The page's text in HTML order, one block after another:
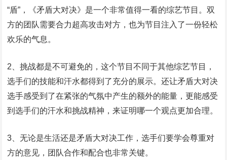
“盾”，《矛盾大对决》是一个非常值得一看的综艺节目。双
方的团队需要合力超高攻击对方，也为节目注入了一份轻松
欢乐的气息。
2、挑战都是不可避免的，这个节目不同于其他综艺节目，
选手们的技能和汗水都得到了充分的展示。还让矛盾大对决
选手感受到了在紧张的气氛中产生的额外的能量，更能感受
到选手们的汗水和挑战精神，来证明哪一个观点更加合理。
3、无论是生活还是矛盾大对决工作，选手们要学会尊重对
方的意见，团队合作和配合也非常关键。